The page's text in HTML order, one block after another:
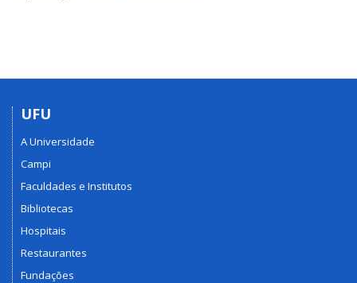
UFU
A Universidade
Campi
Faculdades e Institutos
Bibliotecas
Hospitais
Restaurantes
Fundações